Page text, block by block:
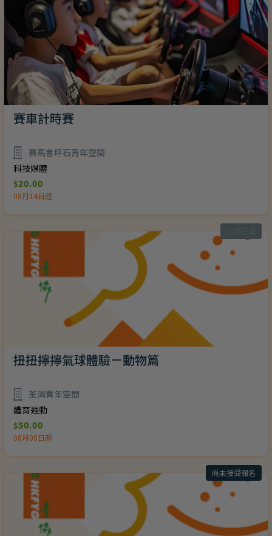
賽車計時賽
賽馬會坪石青年空間
科技媒體
$20.00
08月14日起
扭扭擰擰氣球體驗－動物篇
荃灣青年空間
體育運動
$50.00
08月08日起
尚未接受報名